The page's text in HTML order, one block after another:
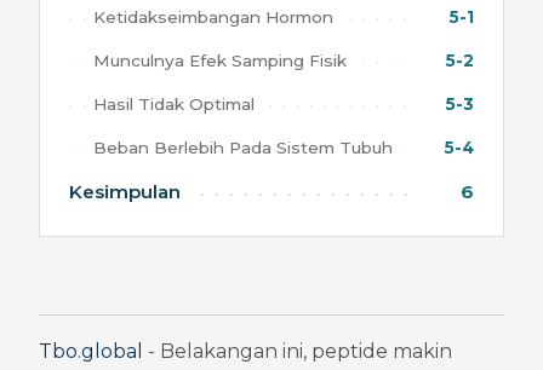
Ketidakseimbangan Hormon 5-1
Munculnya Efek Samping Fisik 5-2
Hasil Tidak Optimal 5-3
Beban Berlebih Pada Sistem Tubuh 5-4
Kesimpulan 6
Tbo.global - Belakangan ini, peptide makin